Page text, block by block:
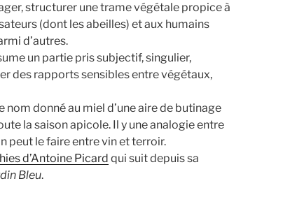
structurer une trame végétale propice à
(dont les abeilles) et aux humains
d’autres.
un partie pris subjectif, singulier,
des rapports sensibles entre végétaux,
nom donné au miel d’une aire de butinage
la saison apicole. Il y une analogie entre
peut le faire entre vin et terroir.
d’Antoine Picard qui suit depuis sa
Bleu.